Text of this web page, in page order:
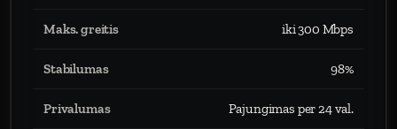
Maks. greitis iki 300 Mbps
Stabilumas 98%
Privalumas Pajungimas per 24 val.